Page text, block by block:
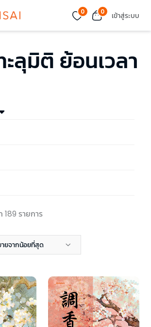
0 0 เข้าสู่ระบบ
ลุมิติ ย้อนเวลา
รายการ
ายจากน้อยที่สุด